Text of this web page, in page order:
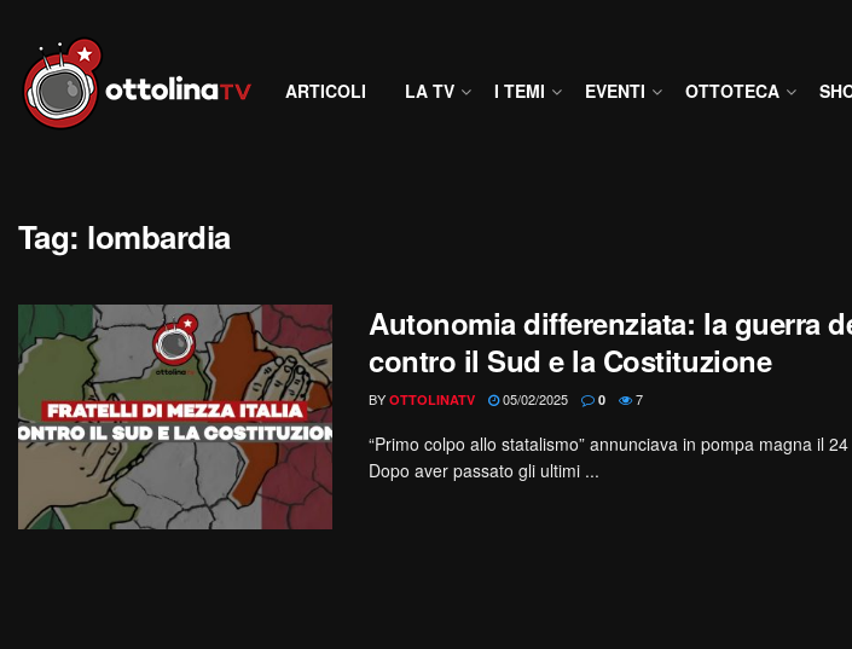
ARTICOLI LA TV I TEMI EVENTI OTTOTECA
Tag: lombardia
Autonomia differenziata: la guerra
contro il Sud e la Costituzione
BY OTTOLINATV 05/02/2025 0 7
“Primo colpo allo statalismo” annunciava in pompa magna il
Dopo aver passato gli ultimi ...